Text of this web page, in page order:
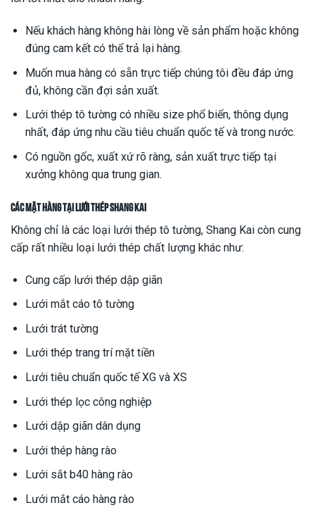
Nếu khách hàng không hài lòng về sản phẩm hoặc không
đúng cam kết có thể trả lại hàng.
Muốn mua hàng có sẵn trực tiếp chúng tôi đều đáp ứng
đủ, không cần đợi sản xuất.
Lưới thép tô tường có nhiều size phổ biến, thông dụng
nhất, đáp ứng nhu cầu tiêu chuẩn quốc tế và trong nước.
Có nguồn gốc, xuất xứ rõ ràng, sản xuất trực tiếp tại
xưởng không qua trung gian.
Các mặt hàng tại lưới thép Shang Kai
Không chỉ là các loại lưới thép tô tường, Shang Kai còn cung
cấp rất nhiều loại lưới thép chất lượng khác như:
Cung cấp lưới thép dập giãn
Lưới mắt cáo tô tường
Lưới trát tường
Lưới thép trang trí mặt tiền
Lưới tiêu chuẩn quốc tế XG và XS
Lưới thép lọc công nghiệp
Lưới dập giãn dân dụng
Lưới thép hàng rào
Lưới sắt b40 hàng rào
Lưới mắt cáo hàng rào